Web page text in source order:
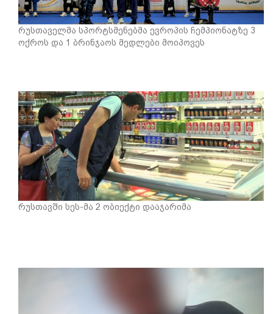
რუსთაველმა სპორტსმენებმა ევროპის ჩემპიონატზე 3
ოქროს და 1 ბრინჯაოს მედლები მოიპოვეს
რუსთავში სეს-მა 2 ობიექტი დააჯარიმა